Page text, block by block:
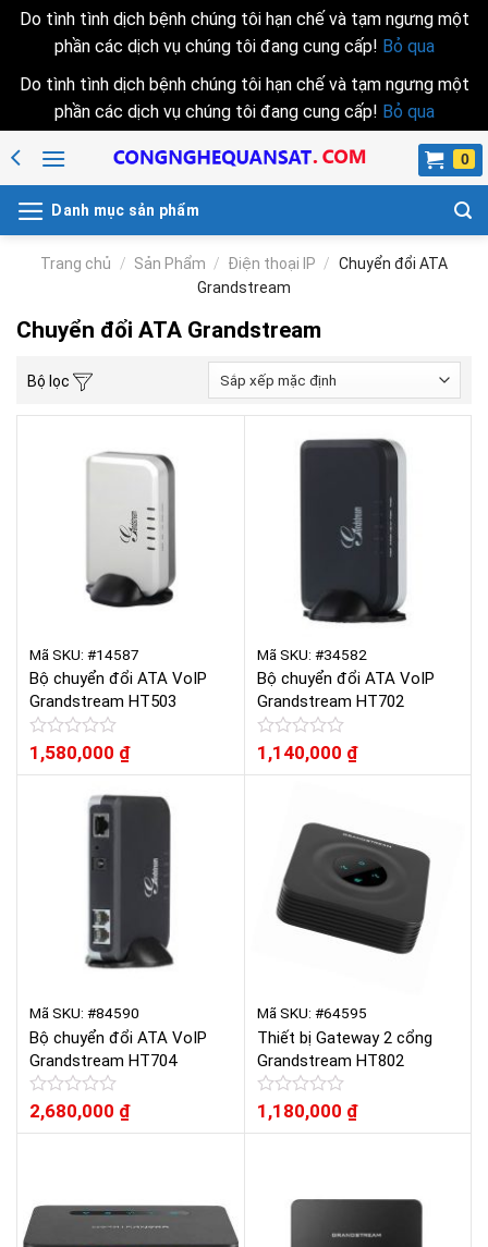
Do tình tình dịch bệnh chúng tôi hạn chế và tạm ngưng một
phần các dịch vụ chúng tôi đang cung cấp! Bỏ qua
Do tình tình dịch bệnh chúng tôi hạn chế và tạm ngưng một
phần các dịch vụ chúng tôi đang cung cấp! Bỏ qua
to
content
Danh mục sản phẩm
Trang chủ / Sản Phẩm / Điện thoại IP / Chuyển đổi ATA
Grandstream
Chuyển đổi ATA Grandstream
Bộ lọc
Mã SKU: #14587
Bộ chuyển đổi ATA VoIP
Grandstream HT503
Được
xếp
1,580,000 ₫
Mã SKU: #34582
Bộ chuyển đổi ATA VoIP
Grandstream HT702
Được
xếp
1,140,000 ₫
Mã SKU: #84590
Bộ chuyển đổi ATA VoIP
Grandstream HT704
Được
xếp
2,680,000 ₫
Mã SKU: #64595
Thiết bị Gateway 2 cổng
Grandstream HT802
Được
xếp
1,180,000 ₫